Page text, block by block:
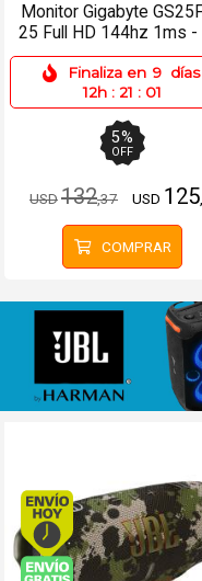
Monitor Gigabyte
25 Full HD 144hz 1ms -
HDMI
Finaliza en 9 días
12h : 21 : 01
5%
OFF
USD132,37 USD 125
COMPRAR
Envío hoy.